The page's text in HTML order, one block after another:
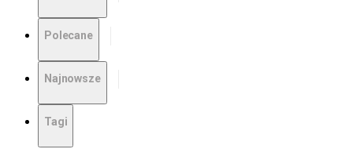
Polecane
Najnowsze
Tagi